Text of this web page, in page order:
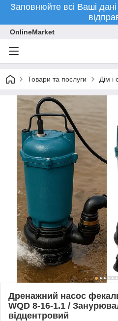
Заповнюйте всі Ваші
OnlineMarket
Товари та послуги Дім і
Дренажний насос
WQD 8-16-1.1 /
відцентровий